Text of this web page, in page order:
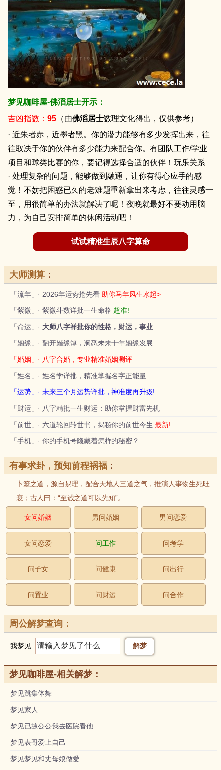
梦见咖啡屋-佛滔居士开示：
吉凶指数： 95 （由佛滔居士数理文化得出，仅供参考）
· 近朱者赤，近墨者黑。你的潜力能够有多少发挥出来，往
往取决于你的伙伴有多少能力来配合你。有团队工作/学业
项目和球类比赛的你，要记得选择合适的伙伴！玩乐关系
· 处理复杂的问题，能够做到融通，让你有得心应手的感
觉！不妨把困惑已久的老难题重新拿出来考虑，往往灵感一
至，用很简单的办法就解决了呢！夜晚就最好不要动用脑
力，为自己安排简单的休闲活动吧！
试试精准生辰八字算命
大师测算：
「流年」· 2026年运势抢先看 助你马年风生水起>
「紫微」· 紫微斗数详批一生命格 超准!
「命运」· 大师八字祥批你的性格，财运，事业
「姻缘」· 翻开婚缘簿，洞悉未来十年姻缘发展
「婚姻」· 八字合婚，专业精准婚姻测评
「姓名」· 姓名学详批，精准掌握名字正能量
「运势」· 未来三个月运势详批，神准度再升级!
「财运」· 八字精批一生财运：助你掌握财富先机
「前世」· 六道轮回转世书，揭秘你的前世今生 最新!
「手机」· 你的手机号隐藏着怎样的秘密？
有事求卦，预知前程祸福：
卜筮之道，源自易理，配合天地人三道之气，推演人事物生死旺
衰；古人曰：“至诚之道可以先知”。
女问婚姻 男问婚姻 男问恋爱
女问恋爱 问工作 问考学
问子女 问健康 问出行
问置业 问财运 问合作
周公解梦查询：
我梦见:
梦见咖啡屋-相关解梦：
梦见跳集体舞
梦见家人
梦见已故公公我去医院看他
梦见表哥爱上自己
梦见梦见和丈母娘做爱